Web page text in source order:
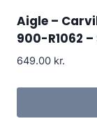
Aigle –
900-R1062
649.00 kr.